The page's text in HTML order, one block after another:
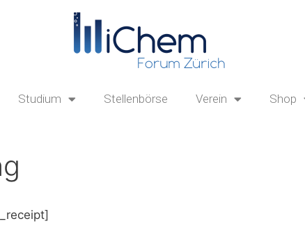
Studium Stellenbörse Verein Shop